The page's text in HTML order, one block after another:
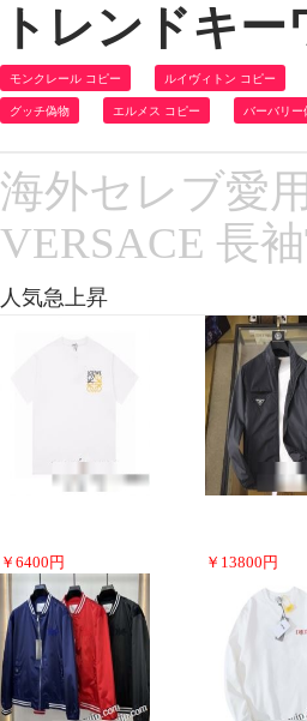
トレンドキー
モンクレール コピー ルイヴィトン コピー
グッチ偽物 エルメス コピー バーバリー
海外セレブ愛
VERSACE 長
人気急上昇
￥ 6400 円 ￥ 13800 円